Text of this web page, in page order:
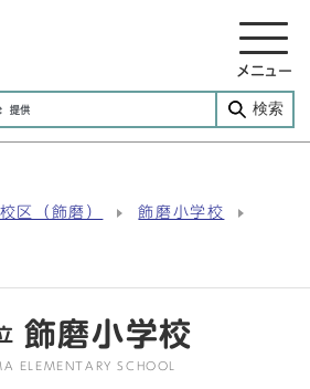
メニュー
検索
区（飾磨） 飾磨小学校
飾磨小学校
ELEMENTARY SCHOOL